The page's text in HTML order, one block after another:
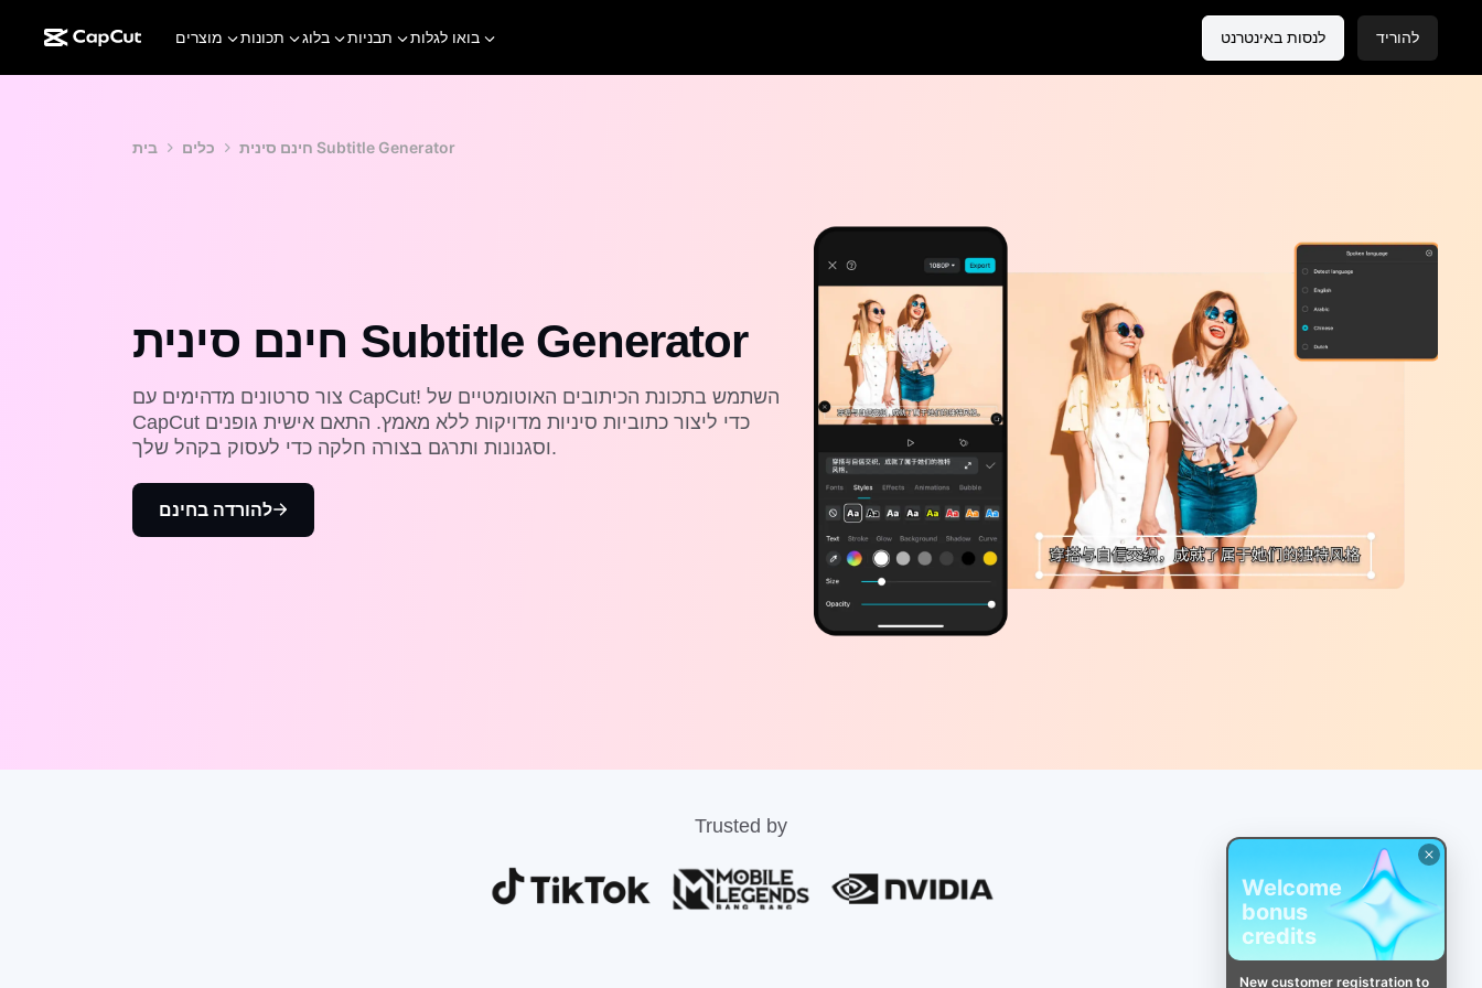
מוצרים תכונות בלוג תבניות בואו לגלות לנסות באינטרנט להוריד
בית כלים חינם סינית Subtitle Generator
חינם סינית Subtitle Generator
צור סרטונים מדהימים עם CapCut! השתמש בתכונת הכיתובים האוטומטיים של
CapCut כדי ליצור כתוביות סיניות מדויקות ללא מאמץ. התאם אישית גופנים
וסגנונות ותרגם בצורה חלקה כדי לעסוק בקהל שלך.
להורדה בחינם
Trusted by
Welcome
bonus
credits
New customer registration to